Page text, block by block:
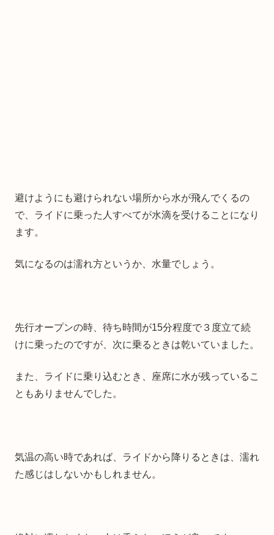
避けようにも避けられない場所から水が飛んでくるの
で、ライドに乗った人すべてが水滴を受けることになり
ます。
気になるのは濡れ方というか、水量でしょう。
先行オープンの時、待ち時間が15分程度で３度立て続
けに乗ったのですが、次に乗るときは乾いていました。
また、ライドに乗り込むとき、座席に水が残っているこ
ともありませんでした。
気温の高い時であれば、ライドから降りるときは、濡れ
た感じはしないかもしれません。